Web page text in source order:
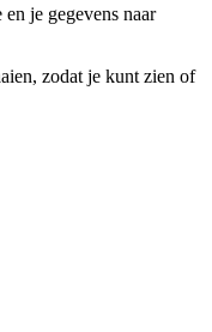
je gegevens naar
zodat je kunt zien of